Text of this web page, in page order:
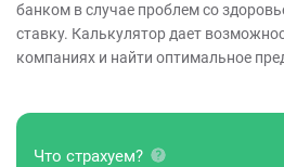
банком в случае проблем со
ставку. Калькулятор дает
компаниях и найти оптимальное
Что страхуем?